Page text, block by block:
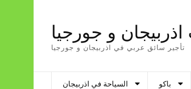
(Enter
tuşuna
و جورجيا
تأجير سائق عربي في اذربيجان و جورجيا
السياحة في اذربيجان باكو